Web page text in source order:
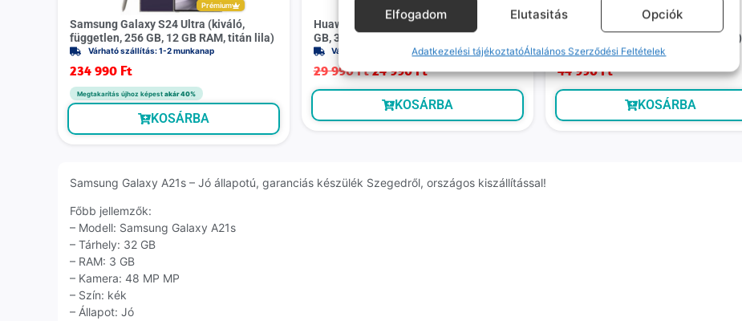
Elfogadom Elutasitás Opciók
Adatkezelési tájékoztatóÁltalános Szerződési Feltételek
Prémium
Samsung Galaxy S24 Ultra (kiváló,
független, 256 GB, 12 GB RAM, titán lila)
Várható szállítás: 1-2 munkanap
234 990 Ft
Megtakarítás újhoz képest akár 40%
KOSÁRBA
Huawei Watch GT 2 (kiváló, független, 4
GB, 32 MB RAM, Fekete)
Várható szállítás: 1-2 munkanap
29 990Ft24 990Ft
KOSÁRBA
Samsung Galaxy A23 5G (újszerű,
független, 64 GB, 4 GB RAM, Fekete)
Várható szállítás: 1-2 munkanap
44 990Ft
KOSÁRBA
Samsung Galaxy A21s – Jó állapotú, garanciás készülék Szegedről, országos kiszállítással!
Főbb jellemzők:
– Modell: Samsung Galaxy A21s
– Tárhely: 32 GB
– RAM: 3 GB
– Kamera: 48 MP MP
– Szín: kék
– Állapot: Jó